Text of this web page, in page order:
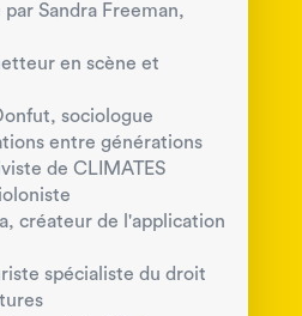
Sandra Freeman,
en scène et
sociologue
entre générations
de CLIMATES
créateur de l'application
spécialiste du droit